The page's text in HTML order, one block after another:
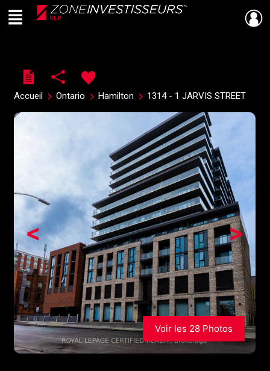
Live
En Direct
Menu
Accueil Ontario Hamilton 1314 - 1 JARVIS STREET
>
<
Voir les 28 Photos